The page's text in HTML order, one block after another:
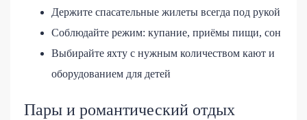
Держите спасательные жилеты всегда под рукой
Соблюдайте режим: купание, приёмы пищи, сон
Выбирайте яхту с нужным количеством кают и
оборудованием для детей
Пары и романтический отдых